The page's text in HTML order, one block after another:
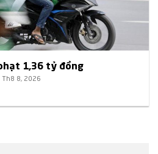
1,36 tỷ đồng
Th8 8, 2026